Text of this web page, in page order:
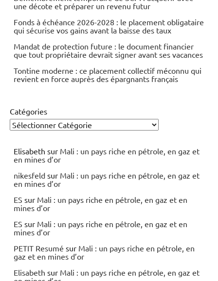
une décote et préparer un revenu futur
Fonds à échéance 2026-2028 : le placement obligataire
qui sécurise vos gains avant la baisse des taux
Mandat de protection future : le document financier
que tout propriétaire devrait signer avant ses vacances
Tontine moderne : ce placement collectif méconnu qui
revient en force auprès des épargnants français
Catégories
Elisabeth sur Mali : un pays riche en pétrole, en gaz et
en mines d’or
nikesfeld sur Mali : un pays riche en pétrole, en gaz et
en mines d’or
ES sur Mali : un pays riche en pétrole, en gaz et en
mines d’or
ES sur Mali : un pays riche en pétrole, en gaz et en
mines d’or
PETIT Resumé sur Mali : un pays riche en pétrole, en
gaz et en mines d’or
Elisabeth sur Mali : un pays riche en pétrole, en gaz et